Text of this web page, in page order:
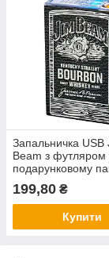
Запальничка USB
Beam з футляром
подарунковому
199,80 ₴
Купити